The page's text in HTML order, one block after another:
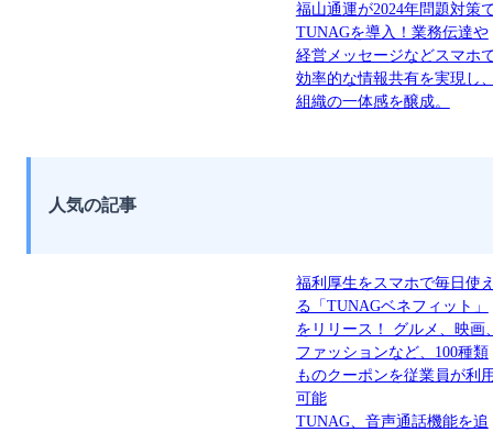
福山通運が2024年問題対策
TUNAGを導入！業務伝達や
経営メッセージなどスマホ
効率的な情報共有を実現し
組織の一体感を醸成。
人気の記事
福利厚生をスマホで毎日使
る「TUNAGベネフィット」
をリリース！ グルメ、映画
ファッションなど、100種類
ものクーポンを従業員が利
可能
TUNAG、音声通話機能を追